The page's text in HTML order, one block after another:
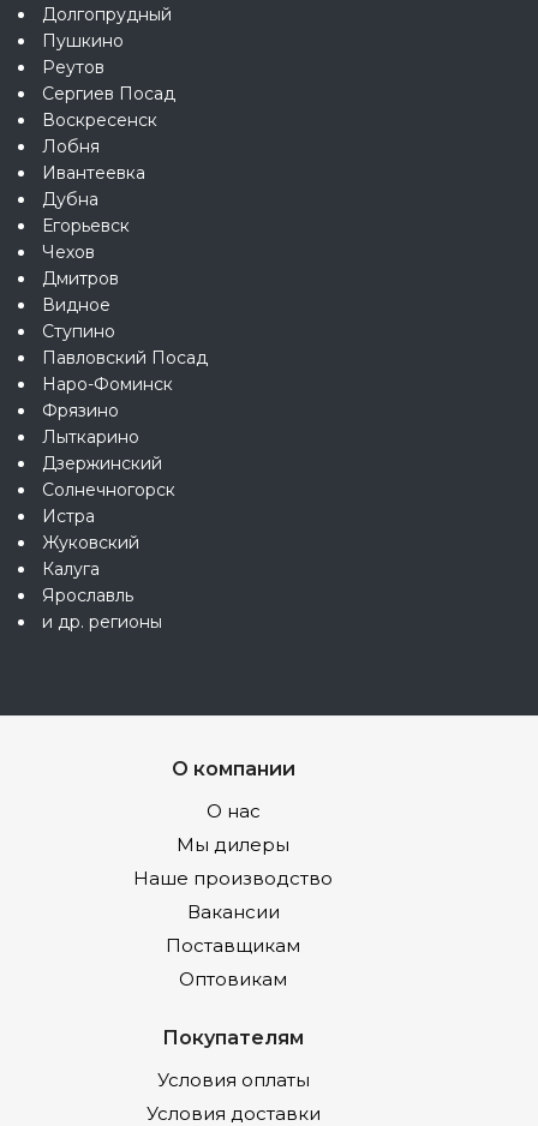
Долгопрудный
Пушкино
Реутов
Сергиев Посад
Воскресенск
Лобня
Ивантеевка
Дубна
Егорьевск
Чехов
Дмитров
Видное
Ступино
Павловский Посад
Наро-Фоминск
Фрязино
Лыткарино
Дзержинский
Солнечногорск
Истра
Жуковский
Калуга
Ярославль
и др. регионы
О компании
О нас
Мы дилеры
Наше производство
Вакансии
Поставщикам
Оптовикам
Покупателям
Условия оплаты
Условия доставки